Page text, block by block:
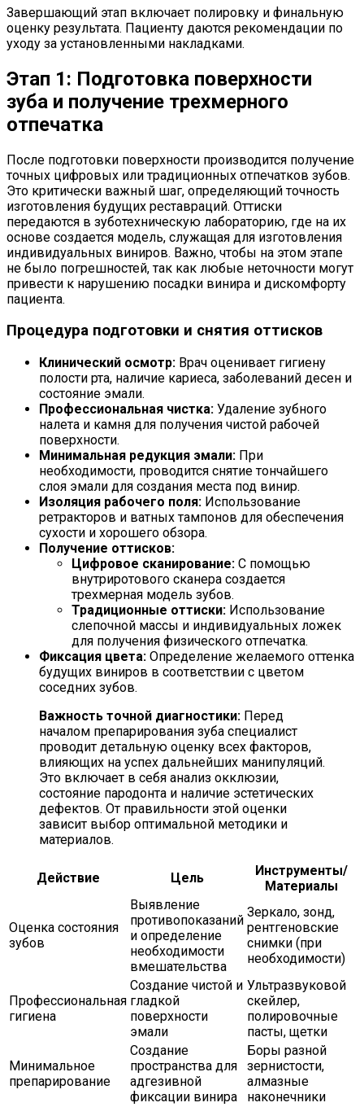
Завершающий этап включает полировку и финальную
оценку результата. Пациенту даются рекомендации по
уходу за установленными накладками.
Этап 1: Подготовка поверхности
зуба и получение трехмерного
отпечатка
После подготовки поверхности производится получение
точных цифровых или традиционных отпечатков зубов.
Это критически важный шаг, определяющий точность
изготовления будущих реставраций. Оттиски
передаются в зуботехническую лабораторию, где на их
основе создается модель, служащая для изготовления
индивидуальных виниров. Важно, чтобы на этом этапе
не было погрешностей, так как любые неточности могут
привести к нарушению посадки винира и дискомфорту
пациента.
Процедура подготовки и снятия оттисков
Клинический осмотр: Врач оценивает гигиену
полости рта, наличие кариеса, заболеваний десен и
состояние эмали.
Профессиональная чистка: Удаление зубного
налета и камня для получения чистой рабочей
поверхности.
Минимальная редукция эмали: При
необходимости, проводится снятие тончайшего
слоя эмали для создания места под винир.
Изоляция рабочего поля: Использование
ретракторов и ватных тампонов для обеспечения
сухости и хорошего обзора.
Получение оттисков:
Цифровое сканирование: С помощью
внутриротового сканера создается
трехмерная модель зубов.
Традиционные оттиски: Использование
слепочной массы и индивидуальных ложек
для получения физического отпечатка.
Фиксация цвета: Определение желаемого оттенка
будущих виниров в соответствии с цветом
соседних зубов.
Важность точной диагностики: Перед
началом препарирования зуба специалист
проводит детальную оценку всех факторов,
влияющих на успех дальнейших манипуляций.
Это включает в себя анализ окклюзии,
состояние пародонта и наличие эстетических
дефектов. От правильности этой оценки
зависит выбор оптимальной методики и
материалов.
Действие Цель
Инструменты/
Материалы
Оценка состояния
зубов
Выявление
противопоказаний
и определение
необходимости
вмешательства
Зеркало, зонд,
рентгеновские
снимки (при
необходимости)
Профессиональная
гигиена
Создание чистой и
гладкой
поверхности
эмали
Ультразвуковой
скейлер,
полировочные
пасты, щетки
Минимальное
препарирование
Создание
пространства для
адгезивной
фиксации винира
Боры разной
зернистости,
алмазные
наконечники